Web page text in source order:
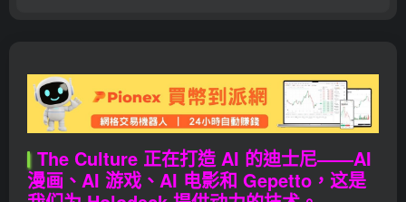
The Culture 正在打造 AI 的迪士尼——AI
漫画、AI 游戏、AI 电影和 Gepetto，这是